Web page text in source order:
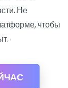
Не
чтобы